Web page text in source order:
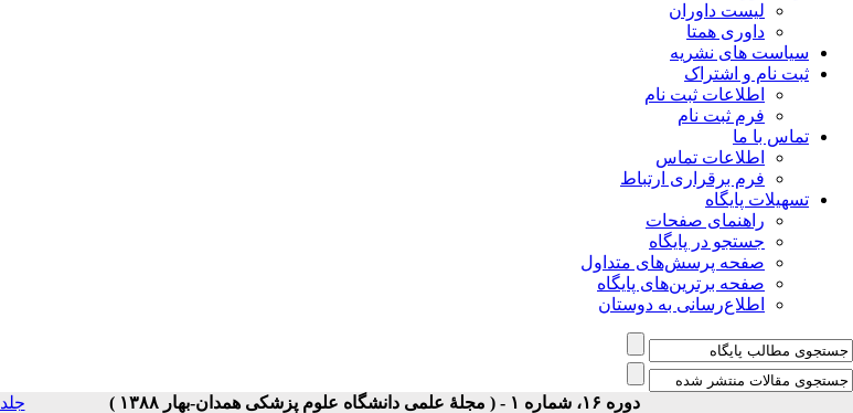
لیست داوران
داوری همتا
سیاست های نشریه
ثبت نام و اشتراک
اطلاعات ثبت نام
فرم ثبت نام
تماس با ما
اطلاعات تماس
فرم برقراری ارتباط
تسهیلات پایگاه
راهنمای صفحات
جستجو در پایگاه
صفحه پرسش‌های متداول
صفحه برترین‌های پایگاه
اطلاع‌رسانی به دوستان
دوره ۱۶، شماره ۱ - ( مجلۀ علمی دانشگاه علوم پزشکی همدان-بهار ۱۳۸۸ ) جلد ۱۶ شماره ۱ صفحات ۵۱-۴۸